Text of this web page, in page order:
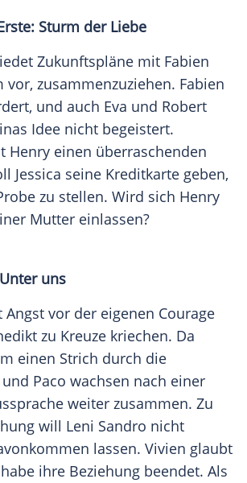
Sturm der Liebe
Zukunftspläne mit Fabien
zusammenzuziehen. Fabien
und auch Eva und Robert
Idee nicht begeistert.
Henry einen überraschenden
Jessica seine Kreditkarte geben,
zu stellen. Wird sich Henry
Mutter einlassen?
uns
vor der eigenen Courage
zu Kreuze kriechen. Da
einen Strich durch die
und Paco wachsen nach einer
weiter zusammen. Zu
will Leni Sandro nicht
lassen. Vivien glaubt
ihre Beziehung beendet. Als